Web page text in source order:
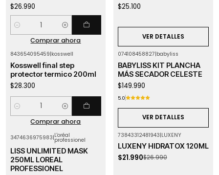
$26.990
Cantidad
Comprar ahora
$25.100
VER DETALLES
843654095459|kosswell
Kosswell final step
protector termico 200ml
$28.300
Cantidad
Comprar ahora
074108458827|babyliss
BABYLISS KIT PLANCHA
MÁS SECADOR CELESTE
$149.990
5.0
VER DETALLES
Agotado
3474636975983|L'oréal
professionel
LISS UNLIMITED MASK
250ML LOREAL
PROFESSIONEL
73843312481943|LUXENY
LUXENY HIDRATOX 120ML
$21.990$26.990